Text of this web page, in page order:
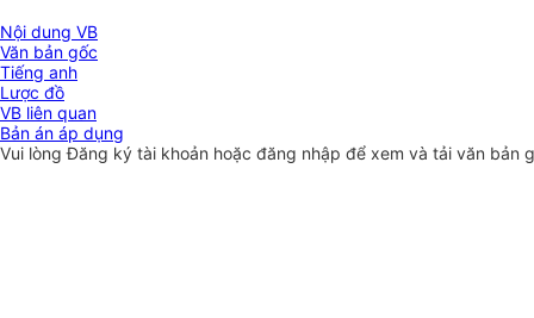
Nội dung VB
Văn bản gốc
Tiếng anh
Lược đồ
VB liên quan
Bản án áp dụng
Vui lòngĐăng ký tài khoản hoặc đăng nhập để xem và tải văn bản